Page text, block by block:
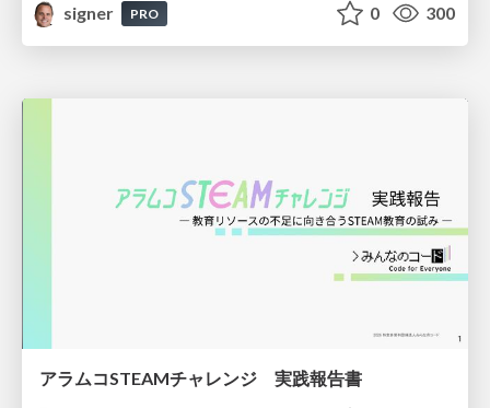
signer
PRO 0 300
アラムコSTEAMチャレンジ 実践報告書